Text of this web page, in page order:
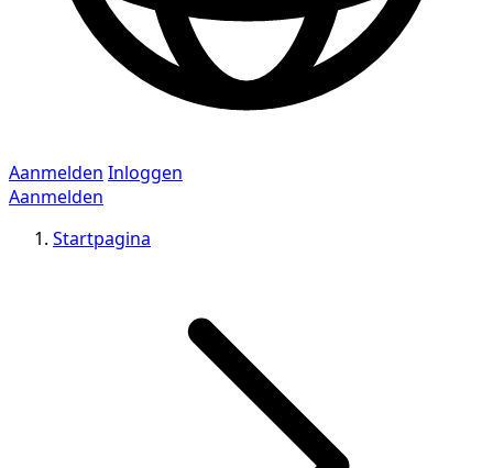
Aanmelden Inloggen
Aanmelden
Startpagina